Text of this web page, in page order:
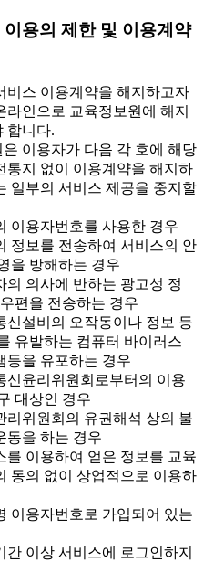
용의 제한 및 이용계약
스 이용계약을 해지하고자
라인으로 교육정보원에 해지
합니다.
이용자가 다음 각 호에 해당
통지 없이 이용계약을 해지하
일부의 서비스 제공을 중지할
이용자번호를 사용한 경우
정보를 전송하여 서비스의 안
을 방해하는 경우
의 의사에 반하는 광고성 정
편을 전송하는 경우
신설비의 오작동이나 정보 등
유발하는 컴퓨터 바이러스
등을 유포하는 경우
신윤리위원회로부터의 이용
대상인 경우
리위원회의 유권해석 상의 불
동을 하는 경우
를 이용하여 얻은 정보를 교육
동의 없이 상업적으로 이용하
이용자번호로 가입되어 있는
간 이상 서비스에 로그인하지